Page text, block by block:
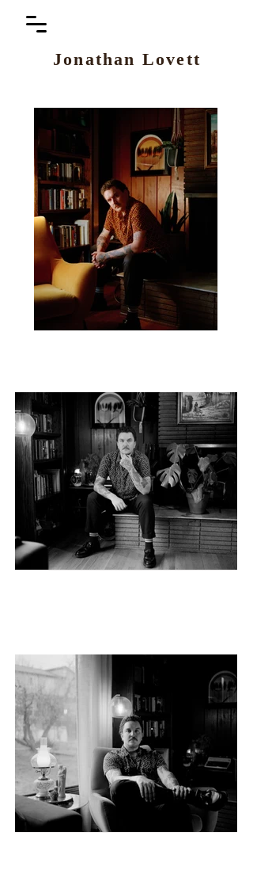
Jonathan Lovett